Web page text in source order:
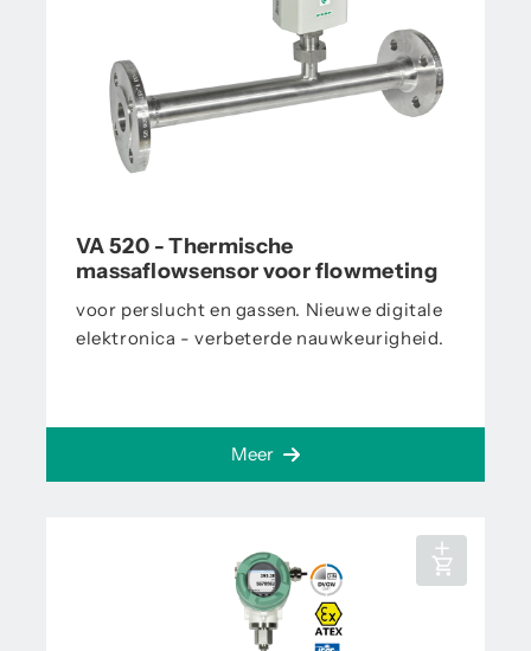
VA 520 - Thermische
massaflowsensor voor flowmeting
voor perslucht en gassen. Nieuwe digitale
elektronica - verbeterde nauwkeurigheid.
Meer